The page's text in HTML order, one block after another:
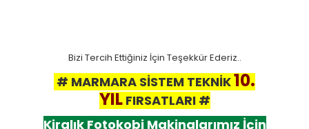
Bizi Tercih Ettiğiniz İçin Teşekkür Ederiz..
# MARMARA SİSTEM TEKNİK10.
YILFIRSATLARI #
Kiralık Fotokobi Makinalarımız İçin